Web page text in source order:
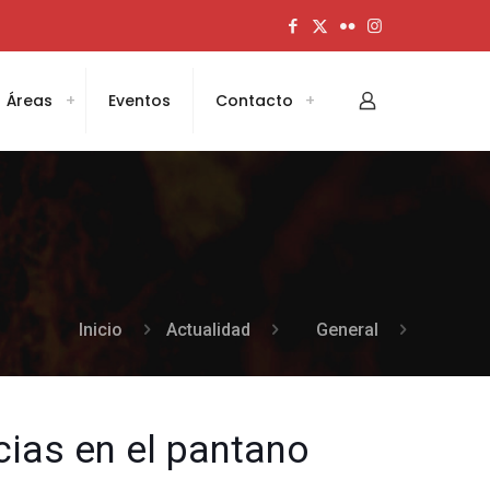
Áreas Eventos Contacto
Inicio Actualidad General
en el pantano